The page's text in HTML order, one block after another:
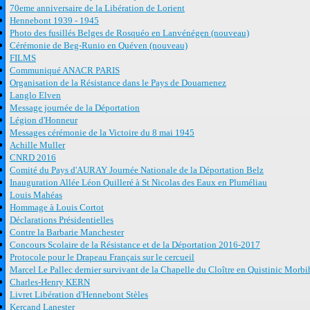
70eme anniversaire de la Libération de Lorient
Hennebont 1939 - 1945
Photo des fusillés Belges de Rosquéo en Lanvénégen (nouveau)
Cérémonie de Beg-Runio en Quéven (nouveau)
FILMS
Communiqué ANACR PARIS
Organisation de la Résistance dans le Pays de Douarnenez
Langlo Elven
Message journée de la Déportation
Légion d'Honneur
Messages cérémonie de la Victoire du 8 mai 1945
Achille Muller
CNRD 2016
Comité du Pays d'AURAY Journée Nationale de la Déportation Belz
Inauguration Allée Léon Quilleré à St Nicolas des Eaux en Pluméliau
Louis Mahéas
Hommage à Louis Cortot
Déclarations Présidentielles
Contre la Barbarie Manchester
Concours Scolaire de la Résistance et de la Déportation 2016-2017
Protocole pour le Drapeau Français sur le cercueil
Marcel Le Pallec dernier survivant de la Chapelle du Cloître en Quistinic
Charles-Henry KERN
Livret Libération d'Hennebont Stèles
Kercand Lanester